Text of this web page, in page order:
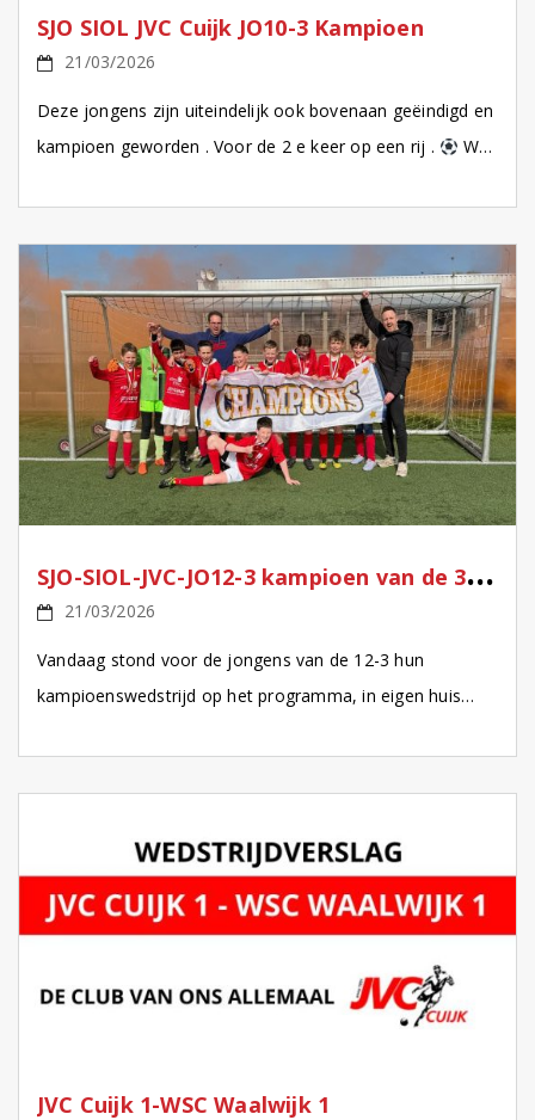
SJO SIOL JVC Cuijk JO10-3 Kampioen
21/03/2026
Deze jongens zijn uiteindelijk ook bovenaan geëindigd en
kampioen geworden . Voor de 2 e keer op een rij .
Wat
S
JO-SIOL-JVC-JO12-3 kampioen van de 3de fase!
21/03/2026
Vandaag stond voor de jongens van de 12-3 hun
kampioenswedstrijd op het programma, in eigen huis
JVC Cuijk 1-WSC Waalwijk 1